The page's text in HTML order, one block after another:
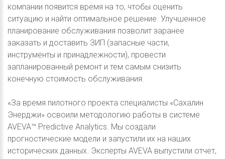
компании появится время на то, чтобы оценить
ситуацию и найти оптимальное решение. Улучшенное
планирование обслуживания позволит заранее
заказать и доставить ЗИП (запасные части,
инструменты и принадлежности), провести
запланированный ремонт и тем самым снизить
конечную стоимость обслуживания.
«За время пилотного проекта специалисты «Сахалин
Энерджи» освоили методологию работы в системе
AVEVA™ Predictive Analytics. Мы создали
прогностические модели и запустили их на наших
исторических данных. Эксперты AVEVA выпустили отчет,